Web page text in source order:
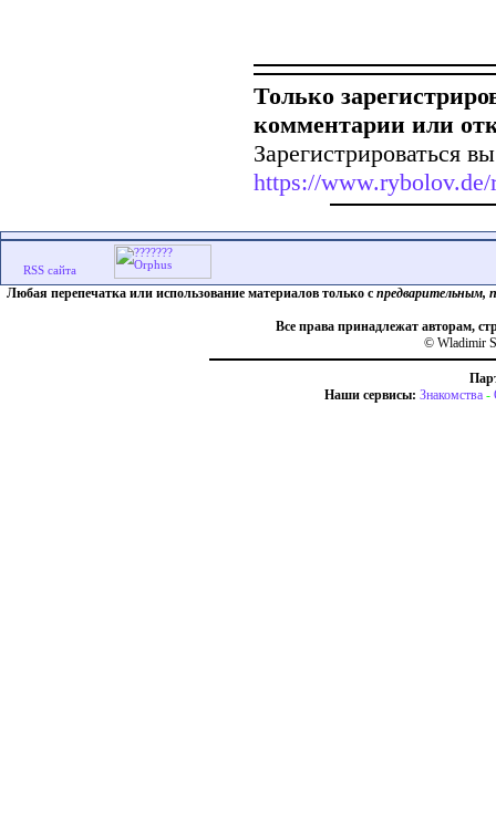
Только
комментарии или
Зарегистрироваться
https://www.rybolov.de/
Любая перепечатка или использование материалов только с предварительным,
Все права принадлежат авторам,
© Wladimir
Наши сервисы: Знакомства -